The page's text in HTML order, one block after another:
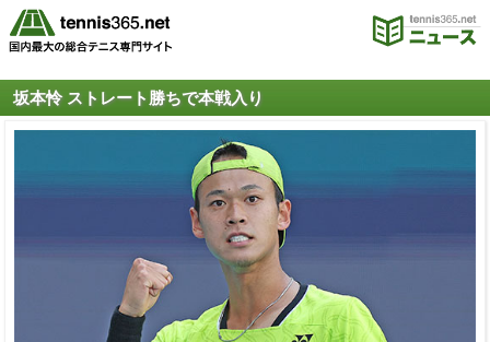
坂本怜 ストレート勝ちで本戦入り